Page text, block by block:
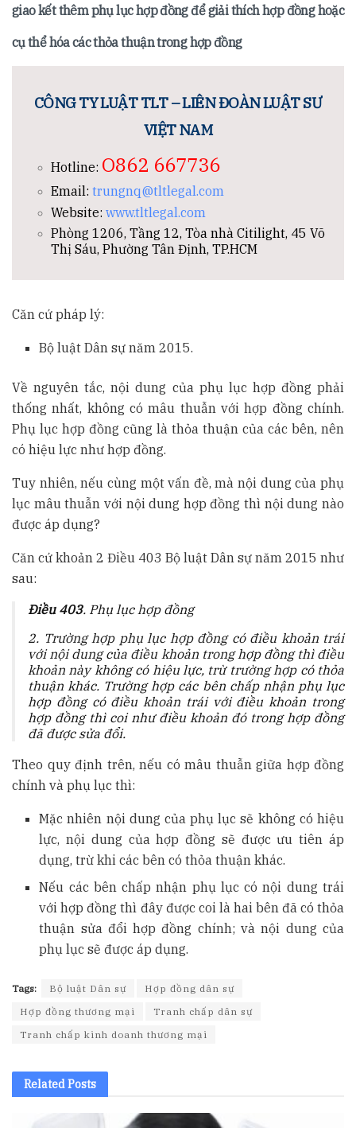
giao kết thêm phụ lục hợp đồng để giải thích hợp đồng hoặc
cụ thể hóa các thỏa thuận trong hợp đồng
CÔNG TY LUẬT TLT – LIÊN ĐOÀN LUẬT SƯ
VIỆT NAM
Hotline: O862 667736
Email: trungnq@tltlegal.com
Website:www.tltlegal.com
Phòng 1206, Tầng 12, Tòa nhà Citilight, 45 Võ
Thị Sáu, Phường Tân Định, TP.HCM
Căn cứ pháp lý:
Bộ luật Dân sự năm 2015.
Về nguyên tắc, nội dung của phụ lục hợp đồng phải
thống nhất, không có mâu thuẫn với hợp đồng chính.
Phụ lục hợp đồng cũng là thỏa thuận của các bên, nên
có hiệu lực như hợp đồng.
Tuy nhiên, nếu cùng một vấn đề, mà nội dung của phụ
lục mâu thuẫn với nội dung hợp đồng thì nội dung nào
được áp dụng?
Căn cứ khoản 2 Điều 403 Bộ luật Dân sự năm 2015 như
sau:
Điều 403. Phụ lục hợp đồng
2. Trường hợp phụ lục hợp đồng có điều khoản trái
với nội dung của điều khoản trong hợp đồng thì điều
khoản này không có hiệu lực, trừ trường hợp có thỏa
thuận khác. Trường hợp các bên chấp nhận phụ lục
hợp đồng có điều khoản trái với điều khoản trong
hợp đồng thì coi như điều khoản đó trong hợp đồng
đã được sửa đổi.
Theo quy định trên, nếu có mâu thuẫn giữa hợp đồng
chính và phụ lục thì:
Mặc nhiên nội dung của phụ lục sẽ không có hiệu
lực, nội dung của hợp đồng sẽ được ưu tiên áp
dụng, trừ khi các bên có thỏa thuận khác.
Nếu các bên chấp nhận phụ lục có nội dung trái
với hợp đồng thì đây được coi là hai bên đã có thỏa
thuận sửa đổi hợp đồng chính; và nội dung của
phụ lục sẽ được áp dụng.
Tags: Bộ luật Dân sự
Hợp đồng dân sự
Hợp đồng thương mại
Tranh chấp dân sự
Tranh chấp kinh doanh thương mại
RelatedPosts